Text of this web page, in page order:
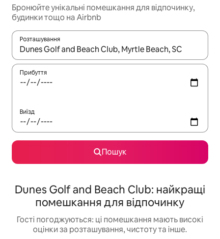
Бронюйте унікальні помешкання для відпочинку,
будинки тощо на Airbnb
Розташування
Отримавши результати пошуку, використовуйте для
Прибуття
Виїзд
Пошук
Dunes Golf and Beach Club: найкращі
помешкання для відпочинку
Гості погоджуються: ці помешкання мають високі
оцінки за розташування, чистоту та інше.